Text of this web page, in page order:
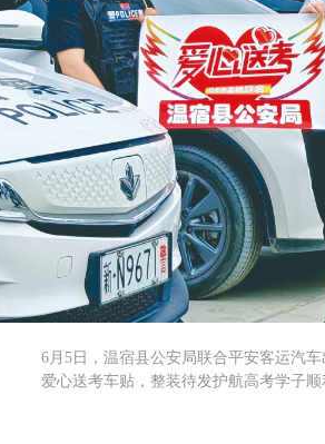
6月5日，温宿县公安局联合平安客运汽
爱心送考车贴，整装待发护航高考学